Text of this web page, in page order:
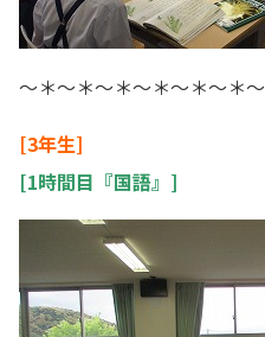
～＊～＊～＊～＊～＊～＊～
[3年生]
[1時間目『国語』]